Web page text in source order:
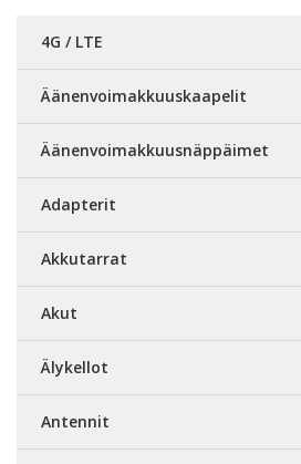
4G / LTE
Äänenvoimakkuuskaapelit
Äänenvoimakkuusnäppäimet
Adapterit
Akkutarrat
Akut
Älykellot
Antennit